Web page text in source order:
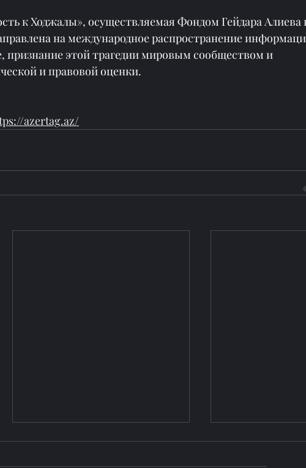
к Ходжалы», осуществляемая Фондом Гейдара Алиева
на международное распространение
признание этой трагедии мировым сообществом и
и правовой оценки.
azertag.az/